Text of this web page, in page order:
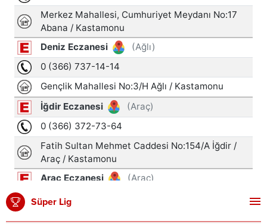
Süper Lig